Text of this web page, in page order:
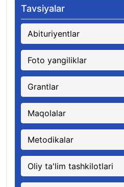
Tavsiyalar
Abituriyentlar
Foto yangiliklar
Grantlar
Maqolalar
Metodikalar
Oliy ta'lim tashkilotlari